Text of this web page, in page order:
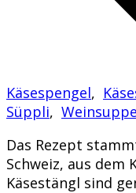
Käsespengel,
Süppli, Weinsuppe
Das Rezept
Schweiz, aus dem
Käsestängl sind